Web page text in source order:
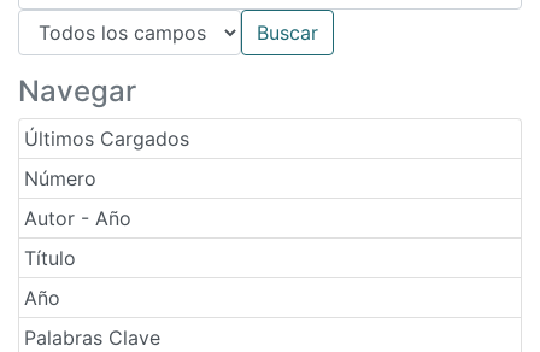
Navegar
Últimos Cargados
Número
Autor - Año
Título
Año
Palabras Clave